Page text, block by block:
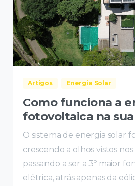
Artigos Energia Solar
Como funciona a
fotovoltaica na
O sistema de energia solar
crescendo a olhos vistos
passando a ser a 3º maior
elétrica, atrás apenas da